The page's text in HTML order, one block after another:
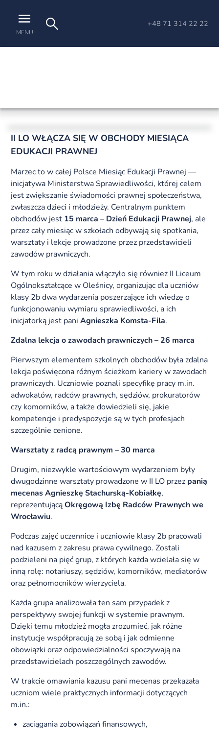
MENU
+48 71 314 22 22
II LO WŁĄCZA SIĘ W OBCHODY MIESIĄCA
EDUKACJI PRAWNEJ
Marzec to w całej Polsce Miesiąc Edukacji Prawnej —
inicjatywa Ministerstwa Sprawiedliwości, której celem
jest zwiększanie świadomości prawnej społeczeństwa,
zwłaszcza dzieci i młodzieży. Centralnym punktem
obchodów jest 15 marca – Dzień Edukacji Prawnej, ale
przez cały miesiąc w szkołach odbywają się spotkania,
warsztaty i lekcje prowadzone przez przedstawicieli
zawodów prawniczych.
W tym roku w działania włączyło się również II Liceum
Ogólnokształcące w Oleśnicy, organizując dla uczniów
klasy 2b dwa wydarzenia poszerzające ich wiedzę o
funkcjonowaniu wymiaru sprawiedliwości, a ich
inicjatorką jest paniAgnieszka Komsta-Fila.
Zdalna lekcja o zawodach prawniczych – 26 marca
Pierwszym elementem szkolnych obchodów była zdalna
lekcja poświęcona różnym ścieżkom kariery w zawodach
prawniczych. Uczniowie poznali specyfikę pracy m.in.
adwokatów, radców prawnych, sędziów, prokuratorów
czy komorników, a także dowiedzieli się, jakie
kompetencje i predyspozycje są w tych profesjach
szczególnie cenione.
Warsztaty z radcą prawnym – 30 marca
Drugim, niezwykle wartościowym wydarzeniem były
dwugodzinne warsztaty prowadzone w II LO przez panią
mecenas Agnieszkę Stachurską‑Kobiałkę,
reprezentującąOkręgową Izbę Radców Prawnych we
Wrocławiu.
Podczas zajęć uczennice i uczniowie klasy 2b pracowali
nad kazusem z zakresu prawa cywilnego. Zostali
podzieleni na pięć grup, z których każda wcielała się w
inną rolę: notariuszy, sędziów, komorników, mediatorów
oraz pełnomocników wierzyciela.
Każda grupa analizowała ten sam przypadek z
perspektywy swojej funkcji w systemie prawnym.
Dzięki temu młodzież mogła zrozumieć, jak różne
instytucje współpracują ze sobą i jak odmienne
obowiązki oraz odpowiedzialności spoczywają na
przedstawicielach poszczególnych zawodów.
W trakcie omawiania kazusu pani mecenas przekazała
uczniom wiele praktycznych informacji dotyczących
m.in.:
zaciągania zobowiązań finansowych,